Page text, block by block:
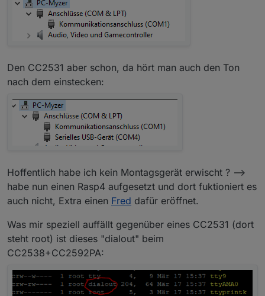
Den CC2531 aber schon, da hört man auch den Ton
nach dem einstecken:
Hoffentlich habe ich kein Montagsgerät erwischt ? -->
habe nun einen Rasp4 aufgesetzt und dort fuktioniert es
auch nicht, Extra einen Fred dafür eröffnet.
Was mir speziell auffällt gegenüber eines CC2531 (dort
steht root) ist dieses "dialout" beim
CC2538+CC2592PA: